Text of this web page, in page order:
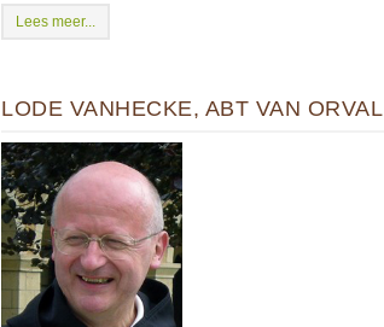
Lees meer...
LODE VANHECKE, ABT VAN ORVAL